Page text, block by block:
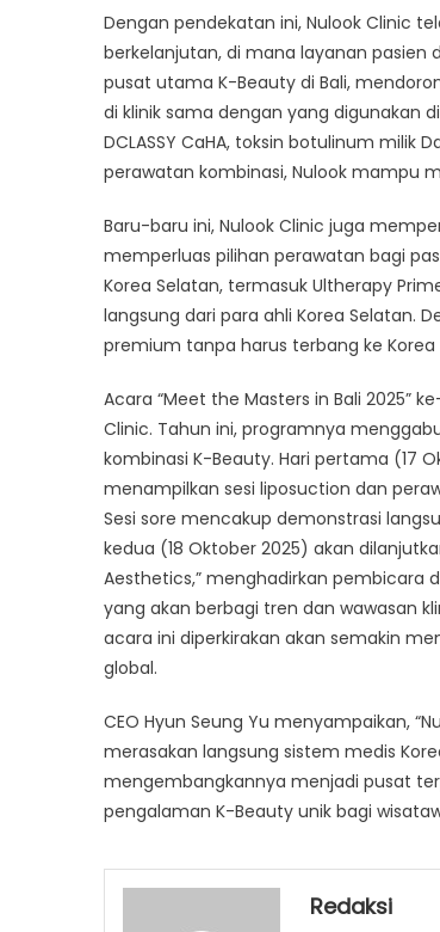
Dengan pendekatan ini, Nulook Clinic
berkelanjutan, di mana layanan pasien
pusat utama K-Beauty di Bali,
di klinik sama dengan yang digunakan
DCLASSY CaHA, toksin botulinum
perawatan kombinasi, Nulook mampu
Baru-baru ini, Nulook Clinic juga
memperluas pilihan perawatan bagi
Korea Selatan, termasuk Ultherapy
langsung dari para ahli Korea Selatan.
premium tanpa harus terbang ke Korea
Acara “Meet the Masters in Bali 2025”
Clinic. Tahun ini, programnya
kombinasi K-Beauty. Hari pertama (17
menampilkan sesi liposuction dan
Sesi sore mencakup demonstrasi
kedua (18 Oktober 2025) akan
Aesthetics,” menghadirkan pembicara
yang akan berbagi tren dan wawasan
acara ini diperkirakan akan semakin
global.
CEO Hyun Seung Yu menyampaikan,
merasakan langsung sistem medis
mengembangkannya menjadi pusat
pengalaman K-Beauty unik bagi
Redaksi